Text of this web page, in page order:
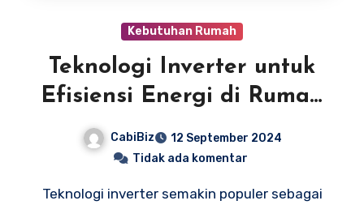
Kebutuhan Rumah
Teknologi Inverter untuk
Efisiensi Energi di Rumah
CabiBiz
12 September 2024
Tidak ada komentar
Teknologi inverter semakin populer sebagai